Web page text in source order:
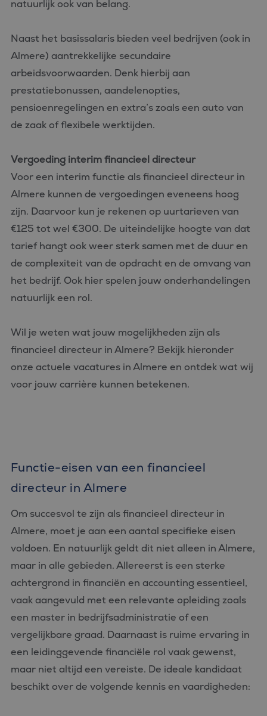
natuurlijk ook van belang.
Naast het basissalaris bieden veel bedrijven (ook in
Almere) aantrekkelijke secundaire
arbeidsvoorwaarden. Denk hierbij aan
prestatiebonussen, aandelenopties,
pensioenregelingen en extra’s zoals een auto van
de zaak of flexibele werktijden.
Vergoeding interim financieel directeur
Voor een interim functie als financieel directeur in
Almere kunnen de vergoedingen eveneens hoog
zijn. Daarvoor kun je rekenen op uurtarieven van
€125 tot wel €300. De uiteindelijke hoogte van dat
tarief hangt ook weer sterk samen met de duur en
de complexiteit van de opdracht en de omvang van
het bedrijf. Ook hier spelen jouw onderhandelingen
natuurlijk een rol.
Wil je weten wat jouw mogelijkheden zijn als
financieel directeur in Almere? Bekijk hieronder
onze actuele vacatures in Almere en ontdek wat wij
voor jouw carrière kunnen betekenen.
Functie-eisen van een financieel
directeur in Almere
Om succesvol te zijn als financieel directeur in
Almere, moet je aan een aantal specifieke eisen
voldoen. En natuurlijk geldt dit niet alleen in Almere,
maar in alle gebieden. Allereerst is een sterke
achtergrond in financiën en accounting essentieel,
vaak aangevuld met een relevante opleiding zoals
een master in bedrijfsadministratie of een
vergelijkbare graad. Daarnaast is ruime ervaring in
een leidinggevende financiële rol vaak gewenst,
maar niet altijd een vereiste. De ideale kandidaat
beschikt over de volgende kennis en vaardigheden: